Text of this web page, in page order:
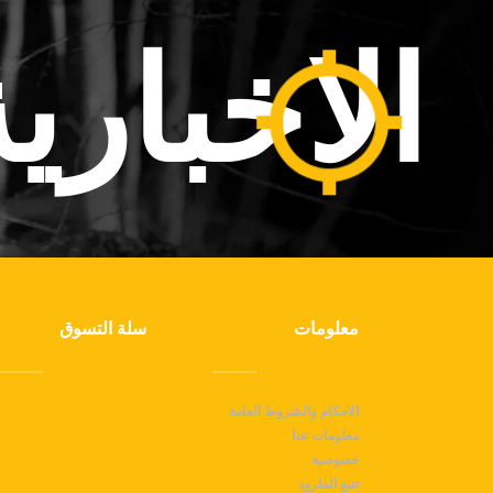
سلة التسوق معلومات
الاحكام والشروط العامة
معلومات عنا
خصوصية
تتبع الطرود